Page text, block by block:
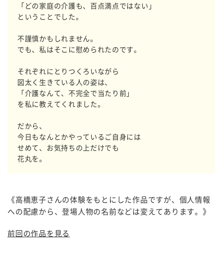
「どの家庭の介護も、百点満点ではない」
ということでした。
不謹慎かもしれません。
でも、私はそこに慰められたのです。
それぞれにとりつくろいながら
図太く生きている人の姿は、
「介護なんて、不完全で当たり前」
を私に教えてくれました。
だから、
今日もなんとかやっているご自身には
せめて、お気持ちの上だけでも
花丸を。
《高橋恵子さんの体験をもとにした作品ですが、個人情報
への配慮から、登場人物の名前などは変えてあります。》
前回の作品を見る